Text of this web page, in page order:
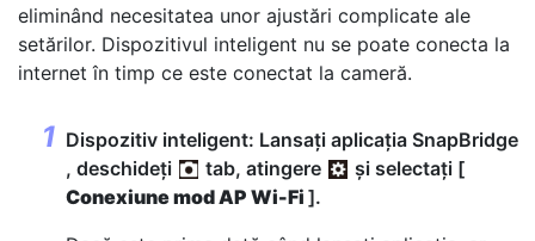
eliminând necesitatea unor ajustări complicate ale
setărilor. Dispozitivul inteligent nu se poate conecta la
internet în timp ce este conectat la cameră.
Dispozitiv inteligent: Lansați aplicația SnapBridge
, deschideți
tab, atingere
și selectați [
Conexiune mod AP Wi-Fi ].